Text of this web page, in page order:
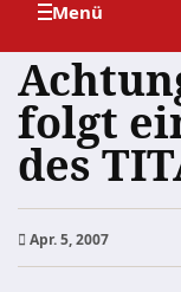
folgt
des
Apr. 5, 2007